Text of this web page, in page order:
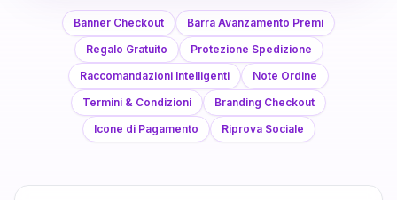
Banner Checkout
Barra Avanzamento Premi
Regalo Gratuito
Protezione Spedizione
Raccomandazioni Intelligenti
Note Ordine
Termini & Condizioni
Branding Checkout
Icone di Pagamento
Riprova Sociale